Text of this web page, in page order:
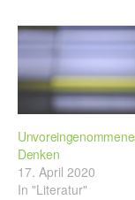
Denken
17. April 2020
In "Literatur"